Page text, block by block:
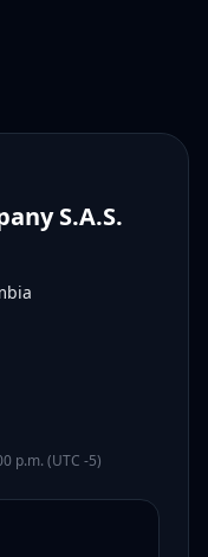
S.A.S.
p.m. (UTC -5)